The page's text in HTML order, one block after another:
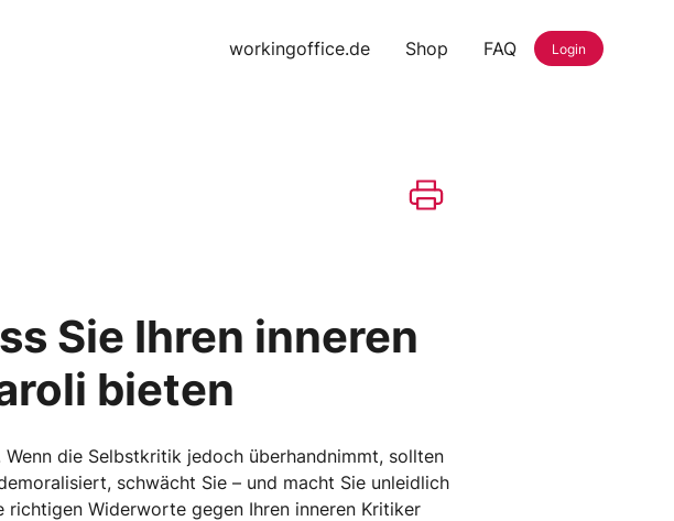
workingoffice.de Shop FAQ Login
Sie Ihren inneren
bieten
die Selbstkritik jedoch überhandnimmt, sollten
schwächt Sie – und macht Sie unleidlich
richtigen Widerworte gegen Ihren inneren Kritiker